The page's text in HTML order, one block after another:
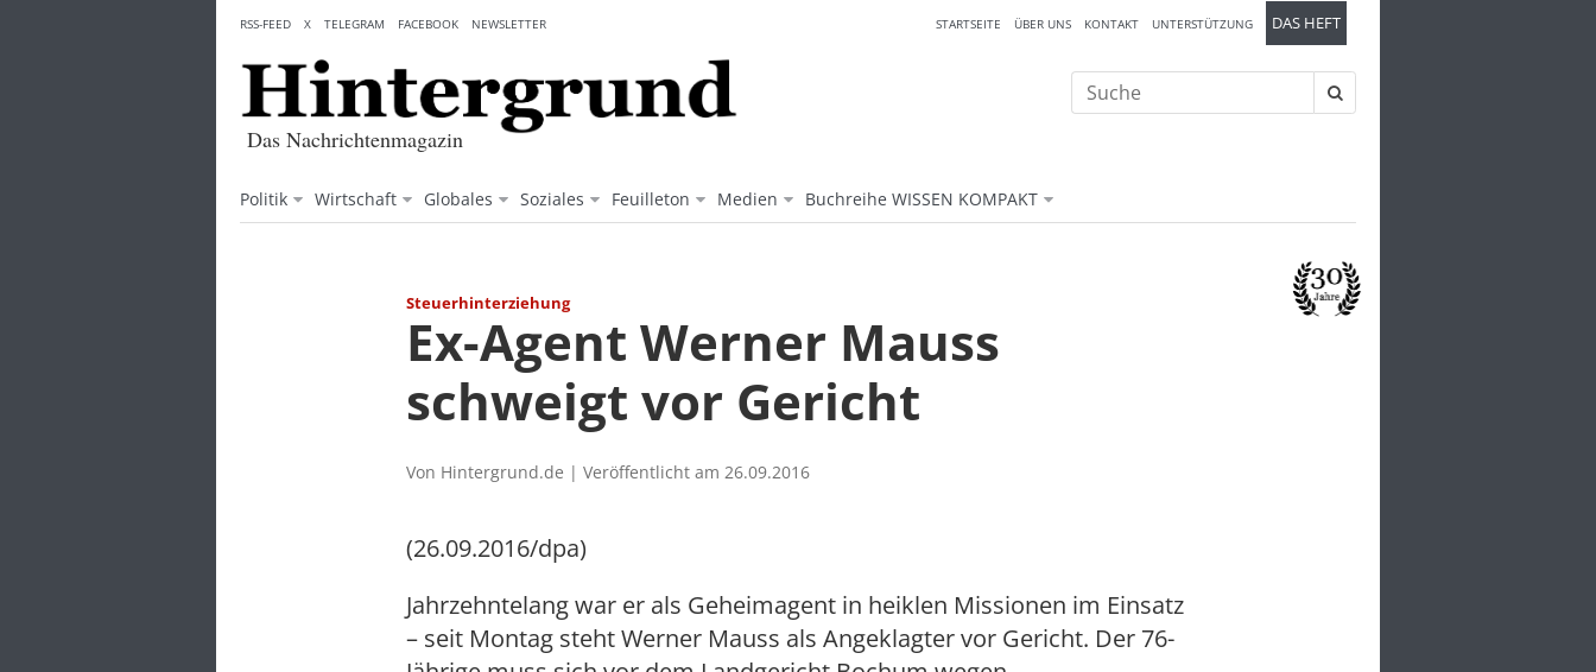
content
Das Nachrichtenmagazin
Politik Wirtschaft Globales Soziales Feuilleton Medien Buchreihe WISSEN KOMPAKT
STARTSEITE ÜBER UNS KONTAKT UNTERSTÜTZUNG DAS HEFT
RSS-FEED X TELEGRAM FACEBOOK NEWSLETTER
Suche
nach:
Steuerhinterziehung
Ex-Agent Werner Mauss
schweigt vor Gericht
Von Hintergrund.de | Veröffentlicht am 26.09.2016
(26.09.2016/dpa)
Jahrzehntelang war er als Geheimagent in heiklen Missionen im Einsatz
– seit Montag steht Werner Mauss als Angeklagter vor Gericht. Der 76-